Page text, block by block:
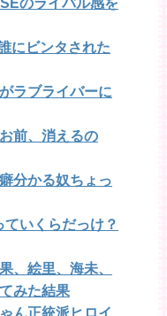
のライバル感を
にビンタされた
ラブライバーに
前、消えるの
分かる奴ちょっ
ていくらだっけ？
、絵里、海未、
みた結果
ん正統派ヒロイ